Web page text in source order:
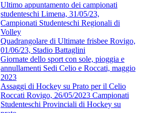
Ultimo appuntamento dei campionati
studenteschi Limena, 31/05/23,
Campionati Studenteschi Regionali di
Volley
Quadrangolare di Ultimate frisbee Rovigo,
01/06/23, Stadio Battaglini
Giornate dello sport con sole, pioggia e
annullamenti Sedi Celio e Roccati, maggio
2023
Assaggi di Hockey su Prato per il Celio
Roccati Rovigo, 26/05/2023 Campionati
Studenteschi Provinciali di Hockey su